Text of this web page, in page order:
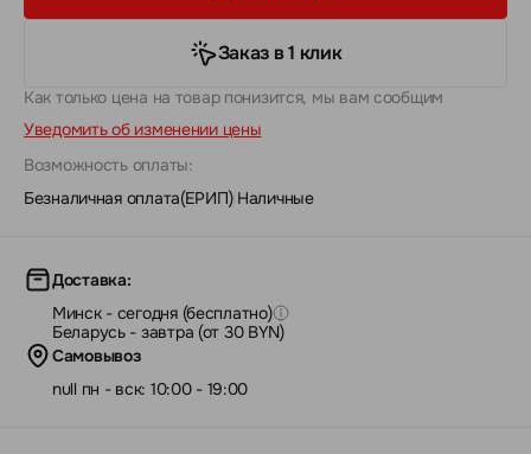
Заказ в 1 клик
Как только цена на товар понизится, мы вам сообщим
Уведомить об изменении цены
Возможность оплаты:
Безналичная оплата(ЕРИП)| Наличные
Доставка:
Минск - сегодня (бесплатно)
Беларусь - завтра (от 30 BYN)
Самовывоз
null пн - вск: 10:00 - 19:00